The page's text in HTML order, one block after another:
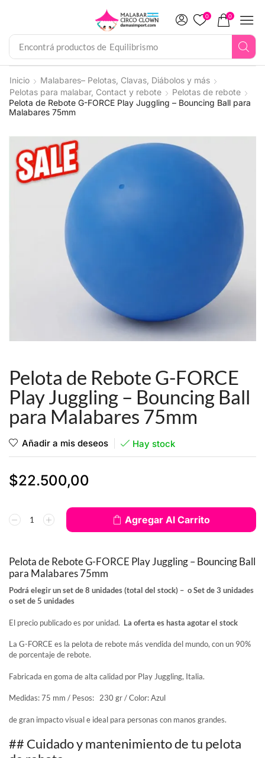
Encontrá productos de Equilibrismo
0 0
Inicio
Malabares– Pelotas, Clavas, Diábolos y más
Pelotas para malabar, Contact y rebote
Pelotas de rebote
Pelota de Rebote G-FORCE Play Juggling – Bouncing Ball para
Malabares 75mm
Pelota de Rebote G-FORCE
Play Juggling – Bouncing Ball
para Malabares 75mm
Añadir a mis deseos Hay stock
$22.500,00
Agregar Al Carrito
Pelota de Rebote G-FORCE Play Juggling – Bouncing Ball
para Malabares 75mm
Podrá elegir un set de 8 unidades (total del stock) – o Set de 3 unidades
o set de 5 unidades
El precio publicado es por unidad. La oferta es hasta agotar el stock
La G-FORCE es la pelota de rebote más vendida del mundo, con un 90%
de porcentaje de rebote.
Fabricada en goma de alta calidad por Play Juggling, Italia.
Medidas: 75 mm / Pesos: 230 gr / Color: Azul
de gran impacto visual e ideal para personas con manos grandes.
## Cuidado y mantenimiento de tu pelota